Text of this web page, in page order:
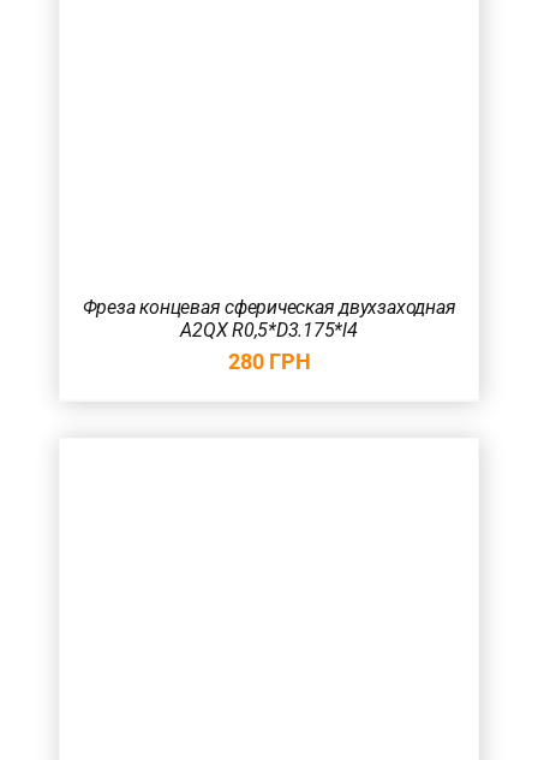
Фреза концевая сферическая двухзаходная
A2QX R0,5*D3.175*l4
280 ГРН